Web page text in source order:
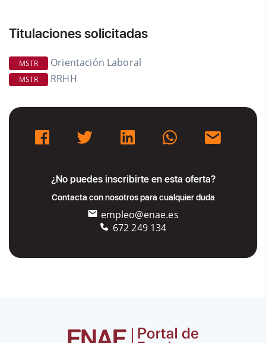
Titulaciones solicitadas
MSTR Orientación Laboral
MSTR RRHH
¿No puedes inscribirte en esta oferta?
Contacta con nosotros para cualquier duda
empleo@enae.es
672 249 134